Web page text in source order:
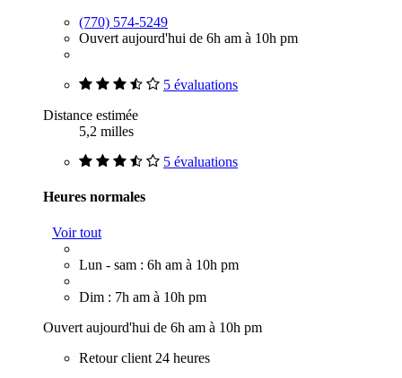
(770) 574-5249
Ouvert aujourd'hui de 6h am à 10h pm
5 évaluations
Distance estimée
5,2 milles
5 évaluations
Heures normales
Voir tout
Lun - sam : 6h am à 10h pm
Dim : 7h am à 10h pm
Ouvert aujourd'hui de 6h am à 10h pm
Retour client 24 heures